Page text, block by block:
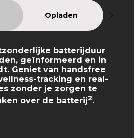
Opladen
batterijduur
geïnformeerd en in
Geniet van handsfree
tracking en real-
zonder je zorgen te
over de batterij2.